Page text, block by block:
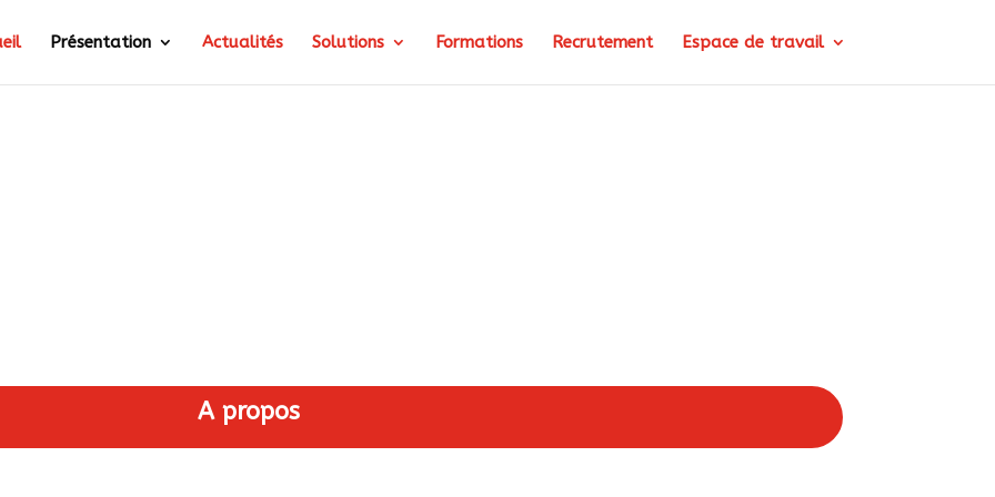
Présentation Actualités Solutions Formations Recrutement Espace de travail
A propos